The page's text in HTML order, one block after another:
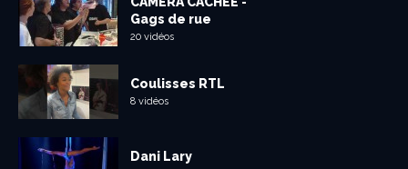
Gags de rue
20 vidéos
Coulisses RTL
8 vidéos
Dani Lary